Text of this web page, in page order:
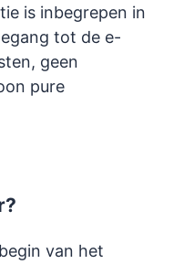
is inbegrepen in
tot de e-
geen
pure
van het